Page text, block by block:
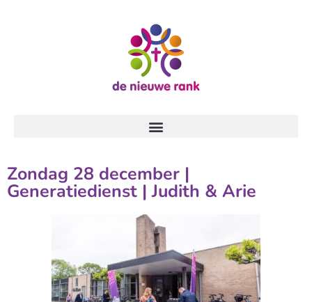
Zondag 28 december |
Generatiedienst | Judith & Arie